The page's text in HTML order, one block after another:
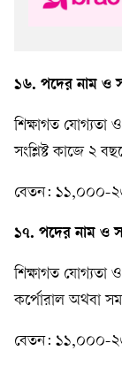
১৬. পদের নাম ও
শিক্ষাগত যোগ্যতা
সংশ্লিষ্ট কাজে ২
বেতন: ১১,০০০-
১৭. পদের নাম ও
শিক্ষাগত যোগ্যতা
কর্পোরাল অথবা
বেতন: ১১,০০০-